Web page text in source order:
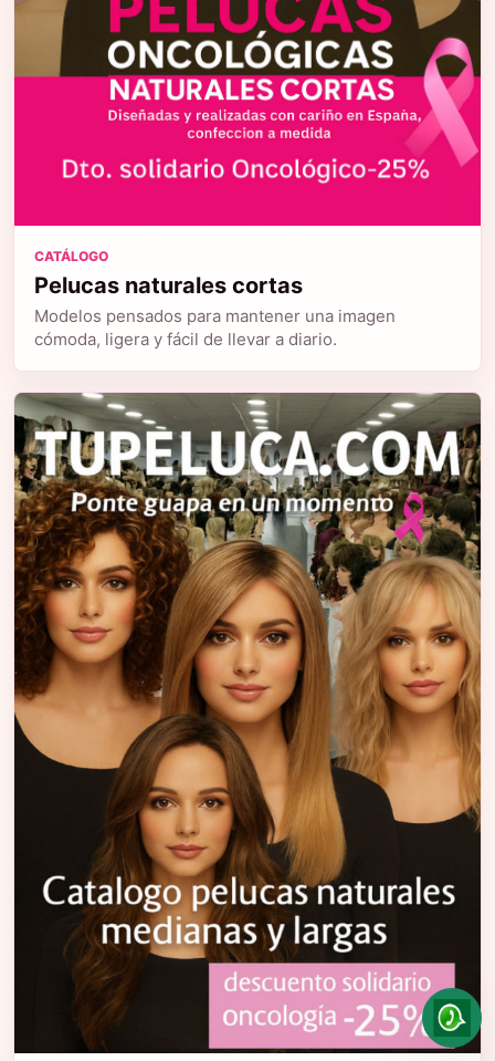
CATÁLOGO
Pelucas naturales cortas
Modelos pensados para mantener una imagen
cómoda, ligera y fácil de llevar a diario.